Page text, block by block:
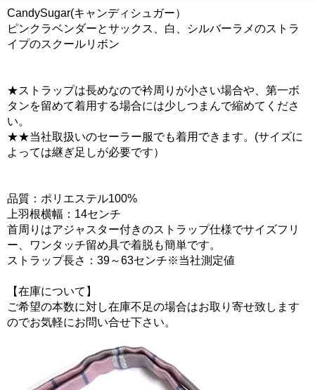
CandySugar(キャンディシュガー）
ピンクラベンダーとサックス、白、シルバーラメのストラ
イプのスクールリボン
★ストラップは長めなので衿周りが小さい場合や、第一ボ
タンを留めて着用する場合には少しつまんで縮めてくださ
い。
★★当社取扱いのセーラー服でも着用できます。(サイズに
よっては継ぎ足しが必要です）
品質：ポリエステル100%
上羽根横幅：14センチ
首周りはアジャスター付きのストラップ仕様でサイズフリ
ー、ワンタッチ留め具で着脱も簡単です。
ストラップ長さ：39～63センチ※当社測定値
【在庫について】
ご希望の本数に対し在庫不足の場合はお取り寄せ致します
のでお気軽にお問い合せ下さい。